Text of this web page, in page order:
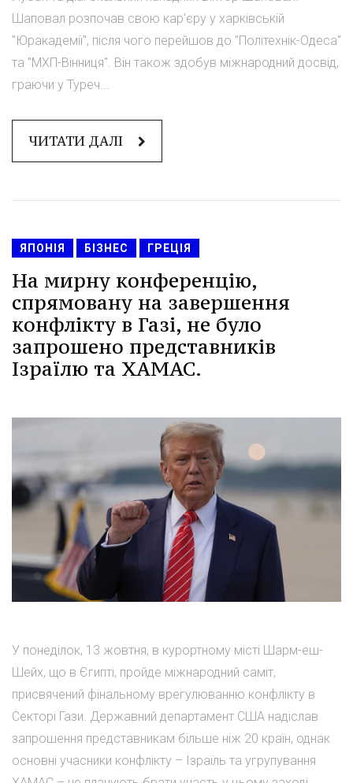
Шаповал розпочав свою кар'єру у харківській
"Юракадемії", після чого перейшов до "Політехнік-Одеса"
та "МХП-Вінниця". Він також здобув міжнародний досвід,
граючи у Туреч...
ЧИТАТИ ДАЛІ
ЯПОНІЯ БІЗНЕС ГРЕЦІЯ
На мирну конференцію,
спрямовану на завершення
конфлікту в Газі, не було
запрошено представників
Ізраїлю та ХАМАС.
У понеділок, 13 жовтня, в курортному місті Шарм-еш-
Шейх, що в Єгипті, пройде міжнародний саміт,
присвячений фінальному врегулюванню конфлікту в
Секторі Гази. Державний департамент США надіслав
запрошення представникам більше ніж 20 країн, однак
основні учасники конфлікту – Ізраїль та угрупування